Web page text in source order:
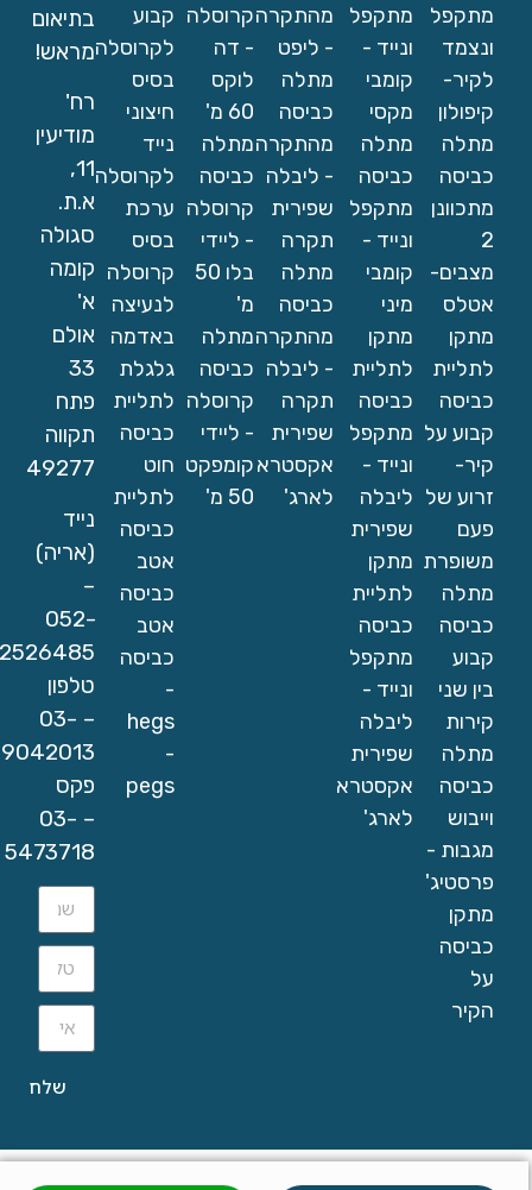
מתקפל
ונצמד
לקיר-
קיפולון
מתלה
כביסה
מתכוונן
2
מצבים-
אטלס
מתקן
לתליית
כביסה
קבוע על
קיר-
זרוע של
פעם
משופרת
מתלה
כביסה
קבוע
בין שני
קירות
מתלה
כביסה
וייבוש
מגבות -
פרסטיג'
מתקן
כביסה
על
הקיר
מתקפל
ונייד -
קומבי
מקסי
מתלה
כביסה
מתקפל
ונייד -
קומבי
מיני
מתקן
לתליית
כביסה
מתקפל
ונייד -
ליבלה
שפירית
מתקן
לתליית
כביסה
מתקפל
ונייד -
ליבלה
שפירית
אקסטרא
לארג'
מהתקרה
- ליפט
מתלה
כביסה
מהתקרה
- ליבלה
שפירית
תקרה
מתלה
כביסה
מהתקרה
- ליבלה
תקרה
שפירית
אקסטרא
לארג'
קרוסלה
- דה
לוקס
60 מ'
מתלה
כביסה
קרוסלה
- ליידי
בלו 50
מ'
מתלה
כביסה
קרוסלה
- ליידי
קומפקט
50 מ'
קבוע
לקרוסלה
בסיס
חיצוני
נייד
לקרוסלה
ערכת
בסיס
קרוסלה
לנעיצה
באדמה
גלגלת
לתליית
כביסה
חוט
לתליית
כביסה
אטב
כביסה
אטב
כביסה
-
hegs
-
pegs
בתיאום
מראש!
רח'
מודיעין
11,
א.ת.
סגולה
קומה
א'
אולם
33
פתח
תקווה
49277
נייד
(אריה)
–
052-
2526485
טלפון
– 03-
9042013
פקס
– 03-
5473718
שלח